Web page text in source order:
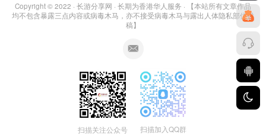
Copyright © 2022 · 长游分享网 · 长期为香港华人服务 · 【本站所有文章作品
均不包含暴露三点内容或病毒木马，亦不接受病毒木马与露出人体隐私部位投
稿】
扫描关注公众号 扫描加入QQ群